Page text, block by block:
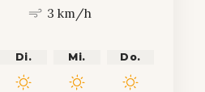
3 km/h
Di. Mi. Do.